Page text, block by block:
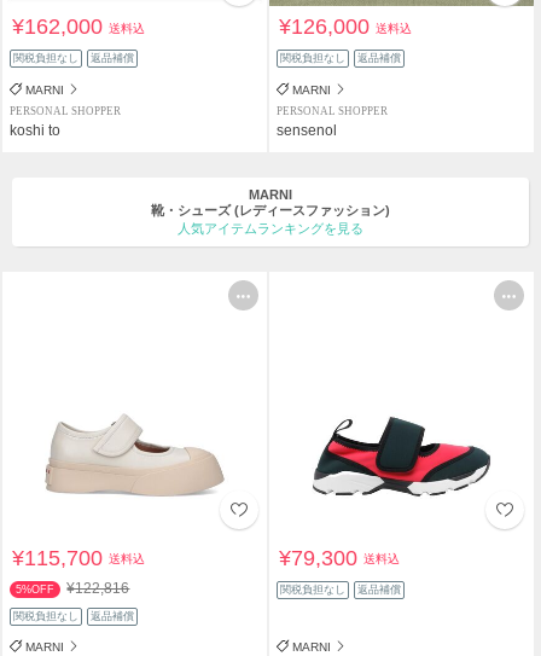
¥162,000送料込
関税負担なし 返品補償
MARNI
PERSONAL SHOPPER
koshi to
¥126,000送料込
関税負担なし 返品補償
MARNI
PERSONAL SHOPPER
sensenol
MARNI
靴・シューズ (レディースファッション)
人気アイテムランキングを見る
¥115,700送料込
5%OFF ¥122,816
関税負担なし 返品補償
MARNI
¥79,300送料込
関税負担なし 返品補償
MARNI